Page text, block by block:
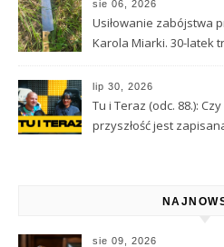
sie 06, 2026
Usiłowanie zabójstwa
Karola Miarki. 30-latek
lip 30, 2026
Tu i Teraz (odc. 88.): Czy
przyszłość jest
sie 09, 2026